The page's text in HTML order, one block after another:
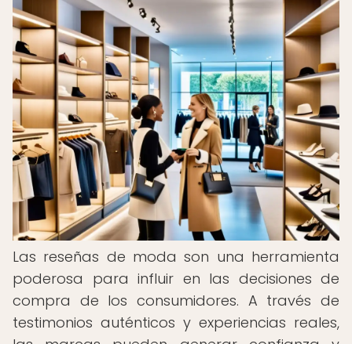
Las reseñas de moda son una herramienta
poderosa para influir en las decisiones de
compra de los consumidores. A través de
testimonios auténticos y experiencias reales,